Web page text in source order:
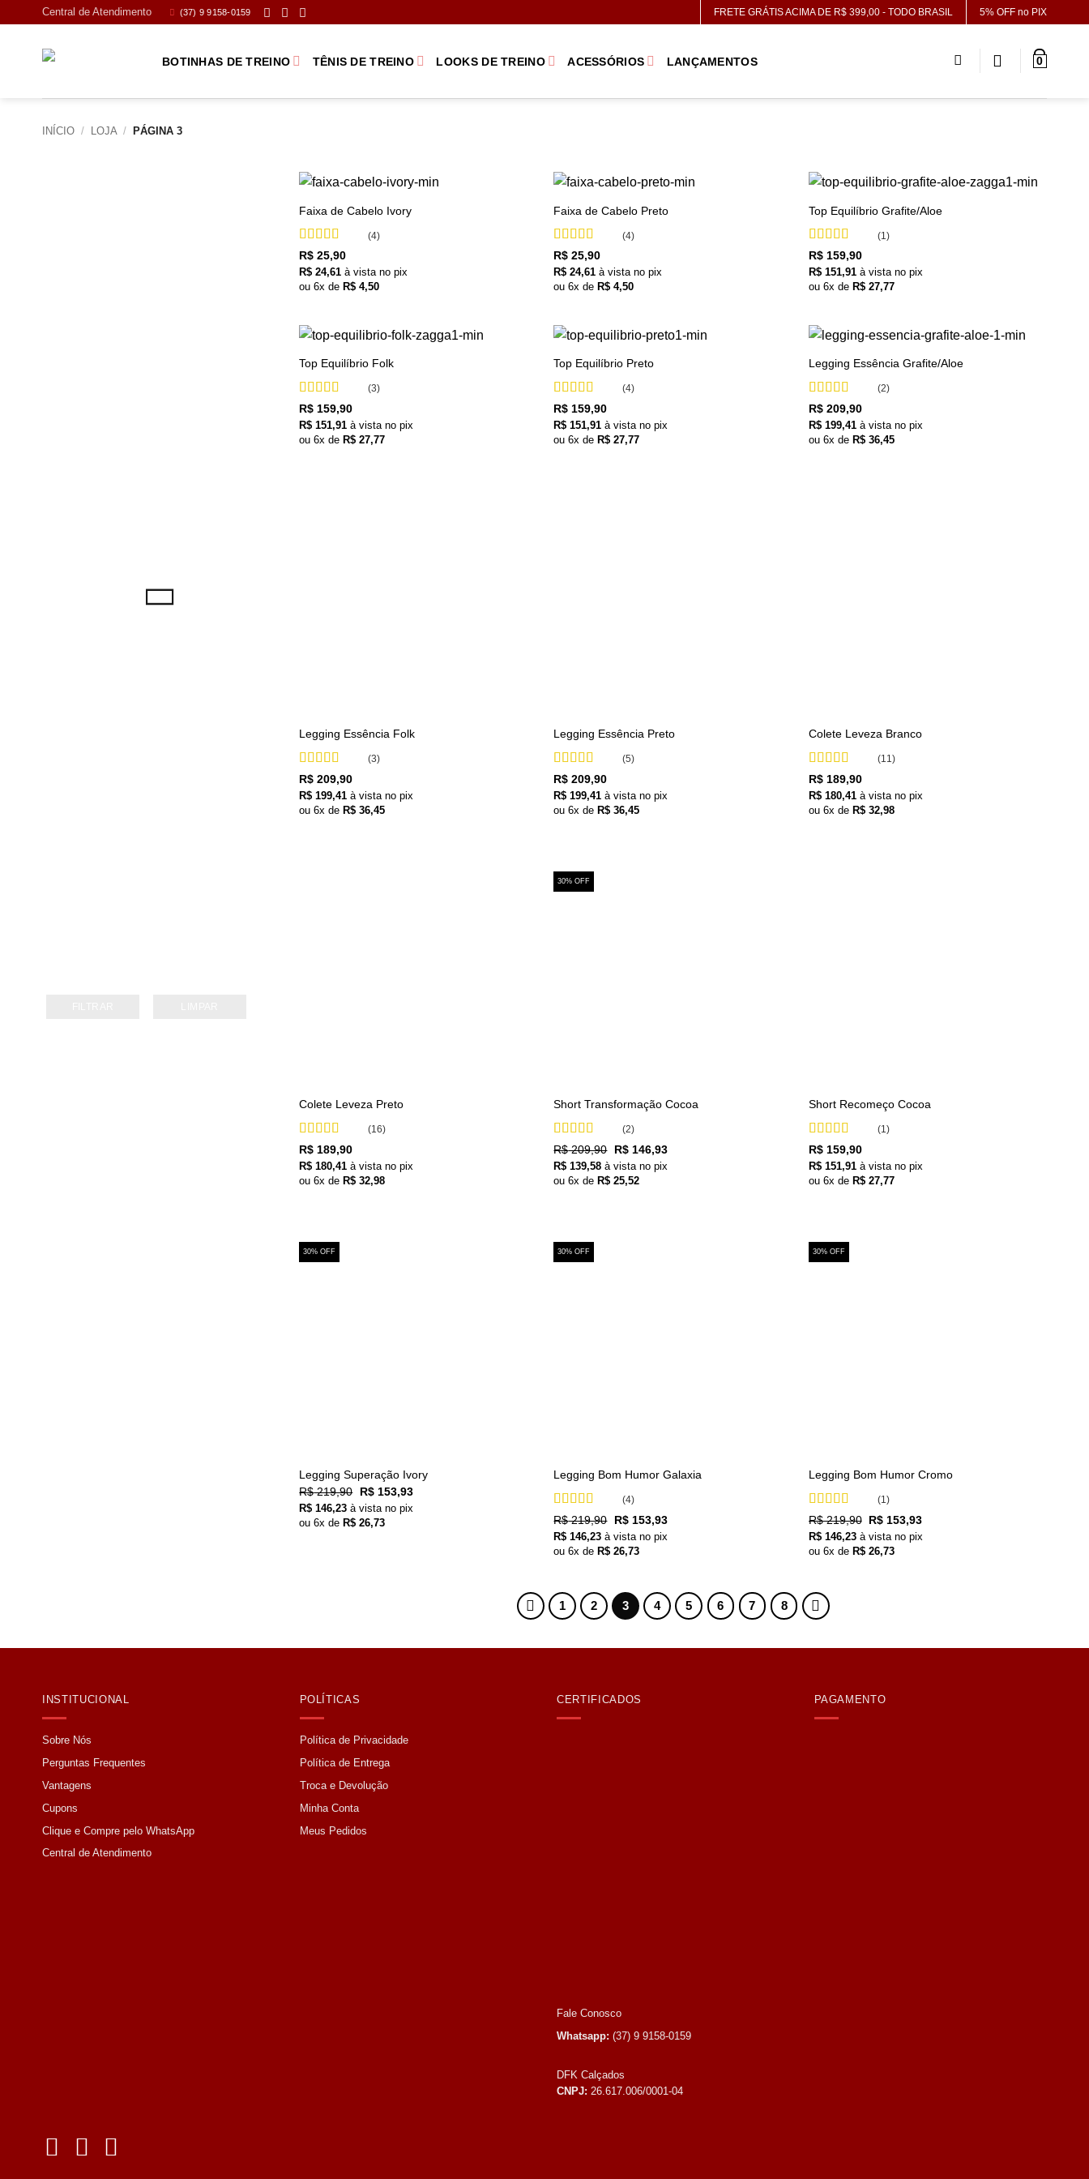
Central de Atendimento (37) 9 9158-0159 FRETE GRÁTIS ACIMA DE R$ 399,00 - TODO BRASIL 5% OFF no PIX
BOTINHAS DE TREINO TÊNIS DE TREINO LOOKS DE TREINO ACESSÓRIOS LANÇAMENTOS 0
INÍCIO / LOJA / PÁGINA 3
+
Faixa de Cabelo Ivory
Avaliação
4.25de 5
(4)
R$ 25,90
R$ 24,61 à vista no pix
ou6x de R$ 4,50
+
Faixa de Cabelo Preto
Avaliação
de 5
(4)
R$ 25,90
R$ 24,61 à vista no pix
ou6x de R$ 4,50
+
Top Equilíbrio Grafite/Aloe
Avaliação
de 5
(1)
R$159,90
R$151,91 à vista no pix
ou 6x de R$27,77
+
Top Equilíbrio Folk
Avaliação
de 5
(3)
R$ 159,90
R$ 151,91 à vista no pix
ou6x deR$ 27,77
+
Top Equilíbrio Preto
Avaliação
de 5
(4)
R$ 159,90
R$ 151,91 à vista no pix
ou6x deR$ 27,77
+
Legging Essência Grafite/Aloe
Avaliação
de 5
(2)
R$209,90
R$199,41 à vista no pix
ou 6x de R$36,45
Legging Essência Folk
Avaliação
de 5
(3)
R$ 209,90
R$ 199,41 à vista no pix
ou6x deR$ 36,45
Legging Essência Preto
Avaliação
de 5
(5)
R$ 209,90
R$ 199,41 à vista no pix
ou6x deR$ 36,45
Colete Leveza Branco
Avaliação
de 5
(11)
R$189,90
R$180,41 à vista no pix
ou 6x de R$32,98
Colete Leveza Preto
Avaliação
de 5
(16)
R$ 189,90
R$ 180,41 à vista no pix
ou6x deR$ 32,98
30% OFF
Short Transformação Cocoa
Avaliação
de 5
(2)
R$209,90 O
preço
original
era:
R$146,93O
atual
R$ 139,58 à vista no pix
ou6x deR$ 25,52
Short Recomeço Cocoa
Avaliação
de 5
(1)
R$159,90
R$151,91 à vista no pix
ou 6x de R$27,77
30% OFF
Legging Superação Ivory
R$219,90
O
preço
original
era:
R$153,93O
atual
R$ 146,23 à vista no pix
ou6x deR$ 26,73
30% OFF
Legging Bom Humor Galaxia
Avaliação
4.75 de 5
(4)
R$219,90 O
preço
original
era:
R$153,93O
atual
R$ 146,23 à vista no pix
ou6x deR$ 26,73
30% OFF
Legging Bom Humor Cromo
Avaliação
de 5
(1)
R$219,90 O
preço
original
era:
R$153,93O
atual
R$146,23 à vista no pix
ou 6x de R$26,73
1 2 3 4 5 6 7 8
INSTITUCIONAL
Sobre Nós
Perguntas Frequentes
Vantagens
Cupons
Clique e Compre pelo WhatsApp
Central de Atendimento
POLÍTICAS
Política de Privacidade
Política de Entrega
Troca e Devolução
Minha Conta
Meus Pedidos
CERTIFICADOS
Fale Conosco
Whatsapp: (37) 9 9158-0159
DFK Calçados
CNPJ: 26.617.006/0001-04
PAGAMENTO